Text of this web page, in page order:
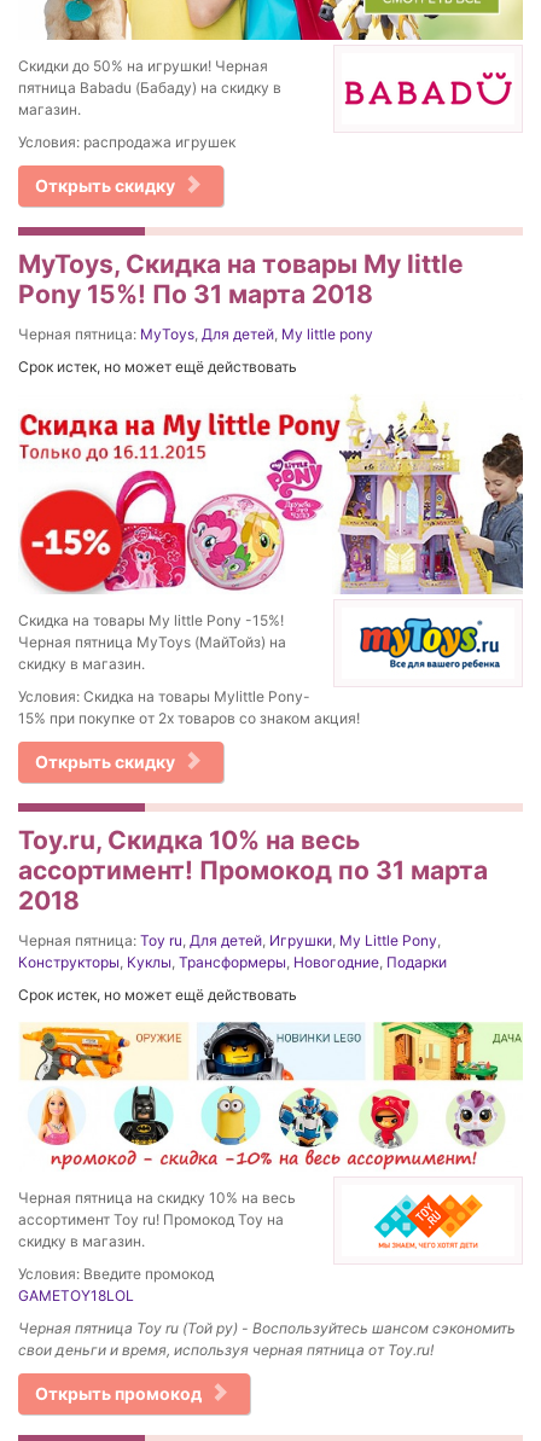
Скидки до 50% на игрушки! Черная
пятница Babadu (Бабаду) на скидку в
магазин.
Условия: распродажа игрушек
Открыть скидку
MyToys, Скидка на товары My little
Pony 15%! По 31 марта 2018
Черная пятница: MyToys Для детей My little pony
Срок истек, но может ещё действовать
Скидка на товары My little Pony -15%!
Черная пятница MyToys (МайТойз) на
скидку в магазин.
Условия: Скидка на товары Mylittle Pony-
15% при покупке от 2х товаров со знаком акция!
Открыть скидку
Toy.ru, Скидка 10% на весь
ассортимент! Промокод по 31 марта
2018
Черная пятница: Toy ru, Для детей, Игрушки, My Little Pony,
Конструкторы, Куклы, Трансформеры, Новогодние, Подарки
Срок истек, но может ещё действовать
Черная пятница на скидку 10% на весь
ассортимент Toy ru! Промокод Toy на
скидку в магазин.
Условия: Введите промокод
GAMETOY18LOL
Черная пятница Toy ru (Той ру) - Воспользуйтесь шансом сэкономить
свои деньги и время, используя черная пятница от Toy.ru!
Открыть промокод